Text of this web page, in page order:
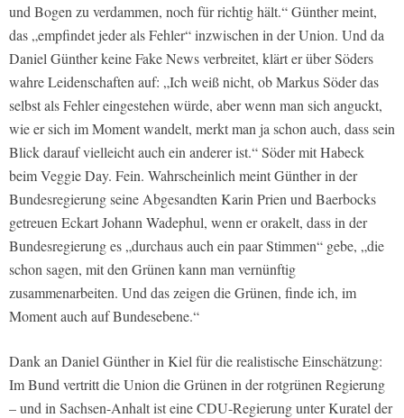
und Bogen zu verdammen, noch für richtig hält.“ Günther meint,
das „empfindet jeder als Fehler“ inzwischen in der Union. Und da
Daniel Günther keine Fake News verbreitet, klärt er über Söders
wahre Leidenschaften auf: „Ich weiß nicht, ob Markus Söder das
selbst als Fehler eingestehen würde, aber wenn man sich anguckt,
wie er sich im Moment wandelt, merkt man ja schon auch, dass sein
Blick darauf vielleicht auch ein anderer ist.“ Söder mit Habeck
beim Veggie Day. Fein. Wahrscheinlich meint Günther in der
Bundesregierung seine Abgesandten Karin Prien und Baerbocks
getreuen Eckart Johann Wadephul, wenn er orakelt, dass in der
Bundesregierung es „durchaus auch ein paar Stimmen“ gebe, „die
schon sagen, mit den Grünen kann man vernünftig
zusammenarbeiten. Und das zeigen die Grünen, finde ich, im
Moment auch auf Bundesebene.“
Dank an Daniel Günther in Kiel für die realistische Einschätzung:
Im Bund vertritt die Union die Grünen in der rotgrünen Regierung
– und in Sachsen-Anhalt ist eine CDU-Regierung unter Kuratel der